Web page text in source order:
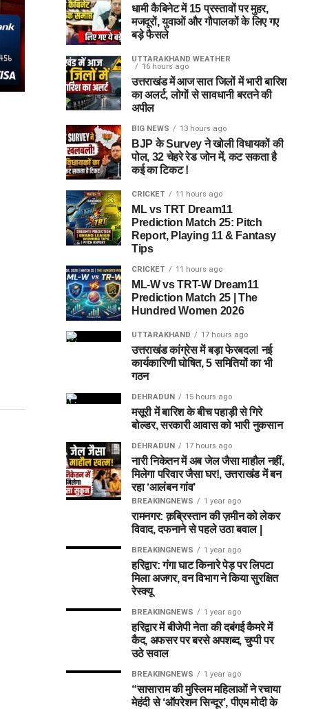
धामी कैबिनेट में 15 प्रस्तावों पर मुहर,
मजदूरों, युवाओं और गौपालकों के लिए गए
बड़े फैसले
UTTARAKHAND WEATHER
16 hours ago
उत्तराखंड में आज सात जिलों में भारी बारिश
का अलर्ट, लोगों से सावधानी बरतने की
अपील
BIG NEWS 13 hours ago
BJP के Survey ने खोली विधायकों की
पोल, 32 चेहरे रेड जोन में, कट सकता है
कई का टिकट !
CRICKET 11 hours ago
ML vs TRT Dream11
Prediction Match 25: Pitch
Report, Playing 11 & Fantasy
Tips
CRICKET 11 hours ago
ML-W vs TRT-W Dream11
Prediction Match 25 | The
Hundred Women 2026
UTTARAKHAND 17 hours ago
उत्तराखंड कांग्रेस में बड़ा फेरबदल! नई
कार्यकारिणी घोषित, 5 समितियों का भी
गठन
DEHRADUN 15 hours ago
मसूरी में बारिश के बीच पहाड़ी से गिरे
बोल्डर, सरकारी आवास को भारी नुकसान
DEHRADUN 17 hours ago
नारी निकेतन में अब जेल जैसा माहौल नहीं,
मिलेगा परिवार जैसा घर!, उत्तराखंड में बन
रहा ‘आलंबन गांव’
BREAKINGNEWS 1 year ago
रामनगर: क़ब्रिस्तान की ज़मीन को लेकर
विवाद, दफनाने से पहले उठा बवाल |
BREAKINGNEWS 1 year ago
हरिद्वार: गंगा घाट किनारे पेड़ पर लिपटा
मिला अजगर, वन विभाग ने किया सुरक्षित
रेस्क्यू
BREAKINGNEWS 1 year ago
हरिद्वार में बीजेपी नेता की दबंगई कैमरे में
कैद, अफसर पर बरसे अपशब्द, चुप्पी पर
उठे सवाल
BREAKINGNEWS 1 year ago
“सासाराम की मुस्लिम महिलाओं ने रचाया
मेहंदी से ‘ऑपरेशन सिन्दूर’, पीएम मोदी के